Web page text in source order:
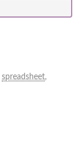
spreadsheet,